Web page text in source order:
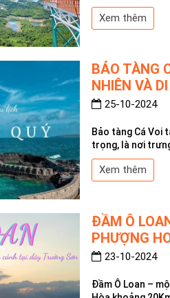
Xem thêm
BẢO TÀNG
NHIÊN VÀ
25-10-2024
Bảo tàng Cá Voi
trọng, là nơi
Xem thêm
ĐẦM Ô
PHƯỢNG
23-10-2024
Đầm Ô Loan –